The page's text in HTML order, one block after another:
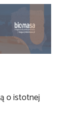
o istotnej